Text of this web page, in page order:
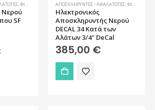
,ΦΊΛΤΡΑ ΝΕΡΟΎ
Νερού
SF
Price
ΑΠΟΣΚΛΗΡΥΝΤΈΣ - ΑΦΑΛΑΤΩΤΈΣ,ΦΊΛΤΡΑ ΝΕΡΟΎ
Ηλεκτρονικός
Αποσκληρυντής Νερού
DECAL 34 Κατά των
Αλάτων 3/4″ DeCal
385,00 €